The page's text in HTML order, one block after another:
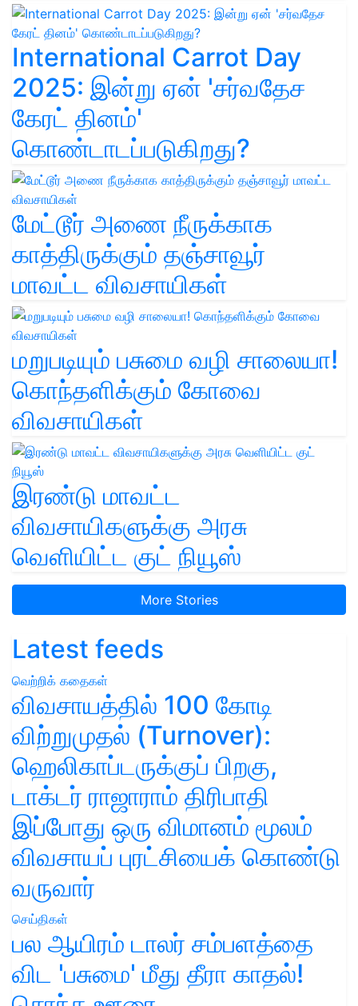
International Carrot Day
2025: இன்று ஏன் 'சர்வதேச
கேரட் தினம்'
கொண்டாடப்படுகிறது?
மேட்டூர் அணை நீருக்காக
காத்திருக்கும் தஞ்சாவூர்
மாவட்ட விவசாயிகள்
மறுபடியும் பசுமை வழி சாலையா!
கொந்தளிக்கும் கோவை
விவசாயிகள்
இரண்டு மாவட்ட
விவசாயிகளுக்கு அரசு
வெளியிட்ட குட் நியூஸ்
More Stories
Latest feeds
வெற்றிக் கதைகள்
விவசாயத்தில் 100 கோடி
விற்றுமுதல் (Turnover):
ஹெலிகாப்டருக்குப் பிறகு,
டாக்டர் ராஜாராம் திரிபாதி
இப்போது ஒரு விமானம் மூலம்
விவசாயப் புரட்சியைக் கொண்டு
வருவார்
செய்திகள்
பல ஆயிரம் டாலர் சம்பளத்தை
விட 'பசுமை' மீது தீரா காதல்!